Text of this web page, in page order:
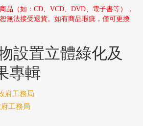
品（如：CD、VCD、DVD、電子書等），
無法接受退貨。如有商品瑕疵，僅可更換
設置立體綠化及
專輯
府工務局
工務局